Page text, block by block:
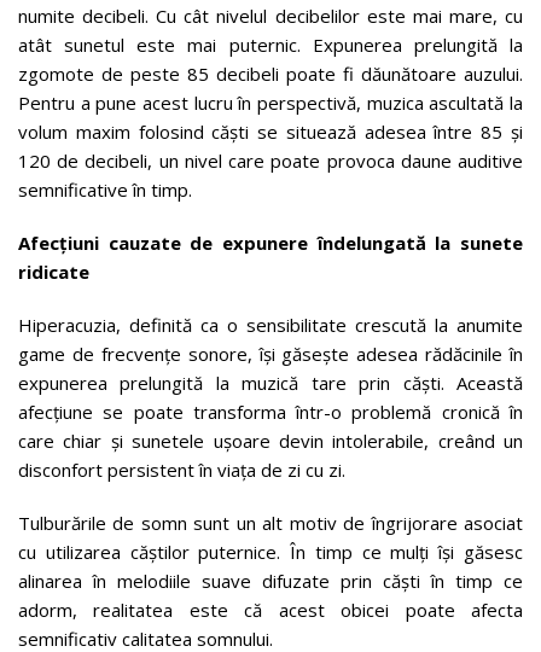
numite decibeli. Cu cât nivelul decibelilor este mai mare, cu
atât sunetul este mai puternic. Expunerea prelungită la
zgomote de peste 85 decibeli poate fi dăunătoare auzului.
Pentru a pune acest lucru în perspectivă, muzica ascultată la
volum maxim folosind căști se situează adesea între 85 și
120 de decibeli, un nivel care poate provoca daune auditive
semnificative în timp.
Afecțiuni cauzate de expunere îndelungată la sunete
ridicate
Hiperacuzia, definită ca o sensibilitate crescută la anumite
game de frecvențe sonore, își găsește adesea rădăcinile în
expunerea prelungită la muzică tare prin căști. Această
afecțiune se poate transforma într-o problemă cronică în
care chiar și sunetele ușoare devin intolerabile, creând un
disconfort persistent în viața de zi cu zi.
Tulburările de somn sunt un alt motiv de îngrijorare asociat
cu utilizarea căștilor puternice. În timp ce mulți își găsesc
alinarea în melodiile suave difuzate prin căști în timp ce
adorm, realitatea este că acest obicei poate afecta
semnificativ calitatea somnului.